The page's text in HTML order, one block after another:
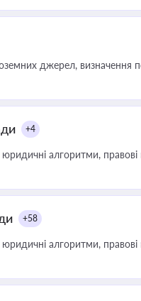
джерел, визначення
+4
алгоритми,
+58
алгоритми,